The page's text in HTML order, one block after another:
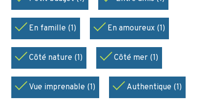
En famille (1) En amoureux (1)
Côté nature (1) Côté mer (1)
Vue imprenable (1) Authentique (1)